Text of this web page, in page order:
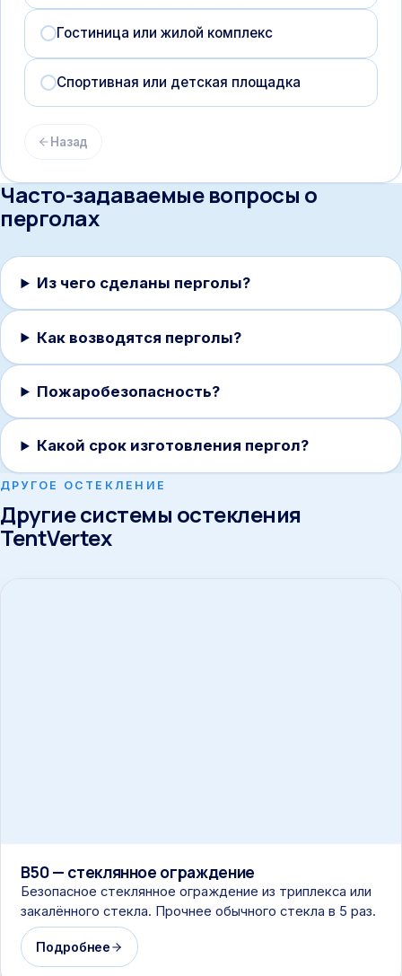
Гостиница или жилой комплекс
Спортивная или детская площадка
Назад
Часто-задаваемые вопросы о
перголах
Из чего сделаны перголы?
Как возводятся перголы?
Пожаробезопасность?
Какой срок изготовления пергол?
ДРУГОЕ ОСТЕКЛЕНИЕ
Другие системы остекления
TentVertex
B50 — стеклянное ограждение
Безопасное стеклянное ограждение из триплекса или
закалённого стекла. Прочнее обычного стекла в 5 раз.
Подробнее